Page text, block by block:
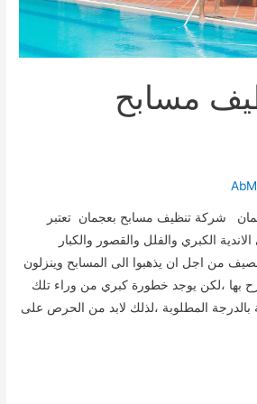
مسابح
شركة تنظيف مسابح بعجمان تعتبر
الكبري والفلل والقصور والكبار
من اجل ان يذهبوا الى المسابح وينزلون
بها ،لكن يوجد خطورة كبري من وراء تلك
بالدرجة المطلوبة ،لذلك لابد من الحرص على